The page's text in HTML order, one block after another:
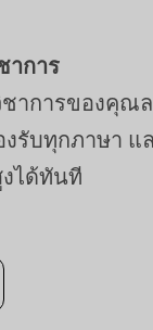
าการ
าการของคุณ
งรับทุกภาษา แ
ได้ทันที